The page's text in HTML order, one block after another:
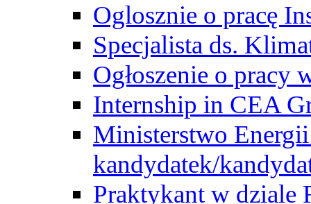
Oglosznie o pracę
Specjalista ds.
Ogłoszenie o pracy
Internship in CEA
Ministerstwo
kandydatek/
Praktykant w dziale